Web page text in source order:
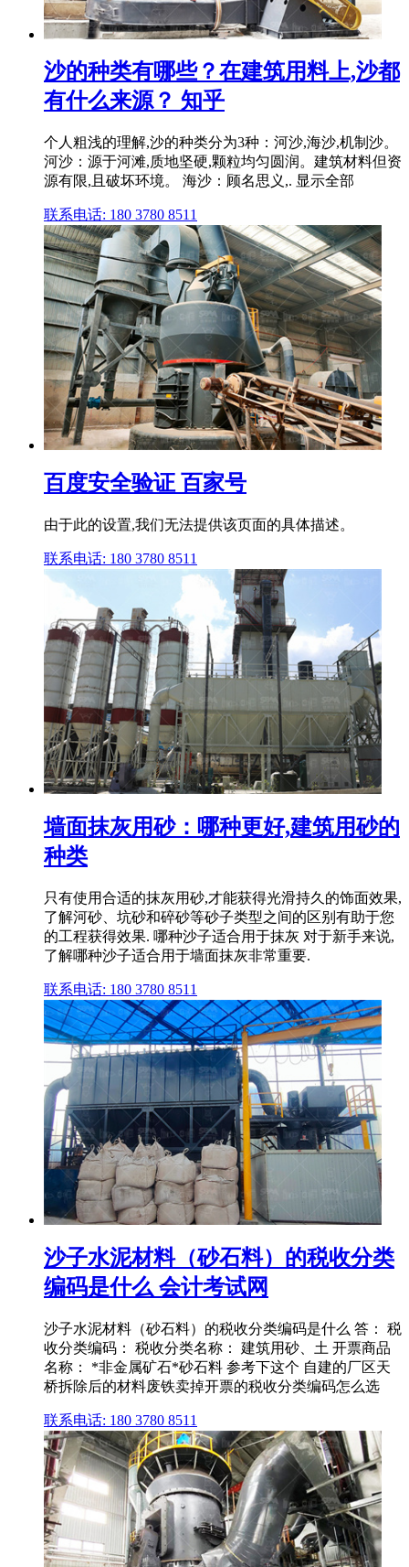
沙的种类有哪些？在建筑用料上,沙都
有什么来源？ 知乎
个人粗浅的理解,沙的种类分为3种：河沙,海沙,机制沙。
河沙：源于河滩,质地坚硬,颗粒均匀圆润。建筑材料但资
源有限,且破坏环境。 海沙：顾名思义,. 显示全部
联系电话: 180 3780 8511
百度安全验证 百家号
由于此的设置,我们无法提供该页面的具体描述。
联系电话: 180 3780 8511
墙面抹灰用砂：哪种更好,建筑用砂的
种类
只有使用合适的抹灰用砂,才能获得光滑持久的饰面效果,
了解河砂、坑砂和碎砂等砂子类型之间的区别有助于您
的工程获得效果. 哪种沙子适合用于抹灰 对于新手来说,
了解哪种沙子适合用于墙面抹灰非常重要.
联系电话: 180 3780 8511
沙子水泥材料（砂石料）的税收分类
编码是什么 会计考试网
沙子水泥材料（砂石料）的税收分类编码是什么 答： 税
收分类编码： 税收分类名称： 建筑用砂、土 开票商品
名称： *非金属矿石*砂石料 参考下这个 自建的厂区天
桥拆除后的材料废铁卖掉开票的税收分类编码怎么选
联系电话: 180 3780 8511